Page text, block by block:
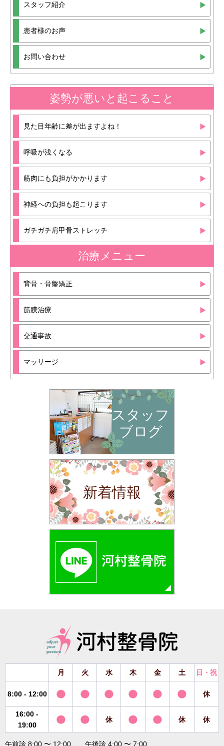
スタッフ紹介
患者様のお声
お問い合わせ
姿勢が悪いと起こること
見た目年齢に差が出ますよね！
呼吸が浅くなる
筋肉にも負担がかかります
神経への負担も起こります
ガチガチ肩甲骨ストレッチ
治療メニュー
背骨・骨盤矯正
筋膜治療
交通事故
マッサージ
スタッフ
ブログ
新着情報
月 火 水 木 金 土 日・祝
8:00 - 12:00 休
16:00 -
19:00
休 休 休
午前診 8:00 〜 12:00 午後診 4:00 〜 7:00